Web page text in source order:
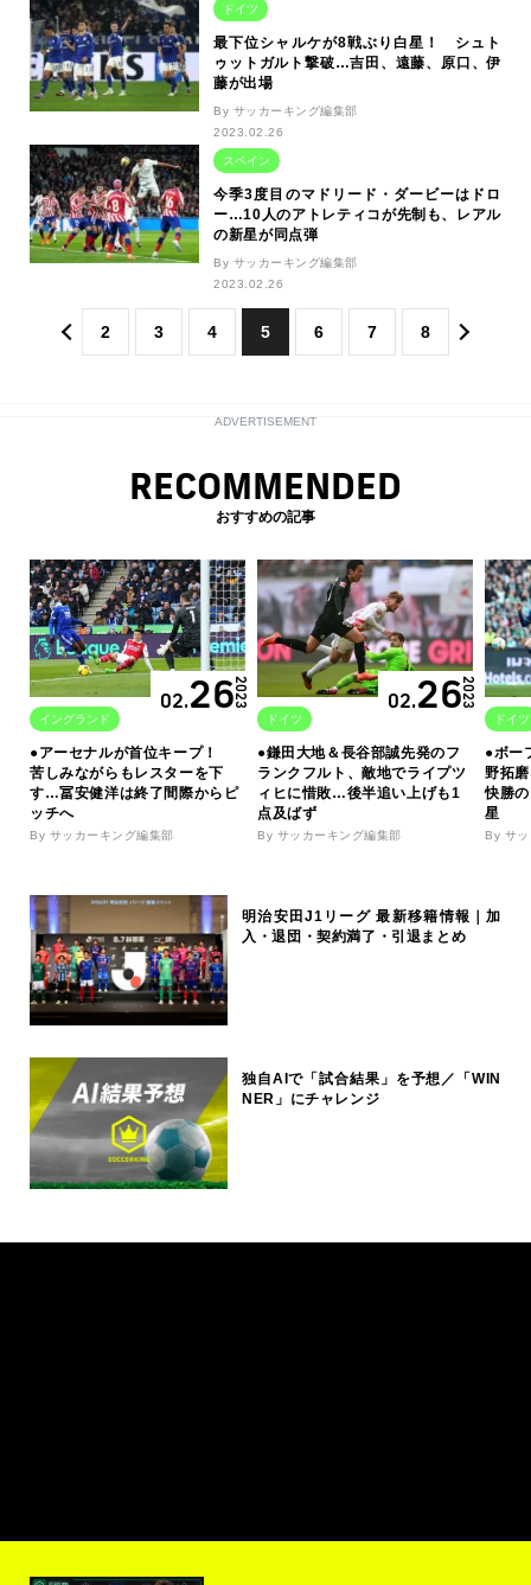
ドイツ
最下位シャルケが8戦ぶり白星！ シュト
ゥットガルト撃破…吉田、遠藤、原口、伊
藤が出場
By サッカーキング編集部
2023.02.26
スペイン
今季3度目のマドリード・ダービーはドロ
ー…10人のアトレティコが先制も、レアル
の新星が同点弾
By サッカーキング編集部
2023.02.26
2 3 4 5 6 7 8
ADVERTISEMENT
RECOMMENDED
おすすめの記事
02.262023
イングランド
●アーセナルが首位キープ！
苦しみながらもレスターを下
す…冨安健洋は終了間際からピ
ッチへ
By サッカーキング編集部
02.262023
ドイツ
●鎌田大地＆長谷部誠先発のフ
ランクフルト、敵地でライプツ
ィヒに惜敗…後半追い上げも1
点及ばず
By サッカーキング編集部
ドイツ
●ボー
野拓
快勝
星
By サ
明治安田J1リーグ 最新移籍情報｜加
入・退団・契約満了・引退まとめ
独自AIで「試合結果」を予想／「WIN
NER」にチャレンジ